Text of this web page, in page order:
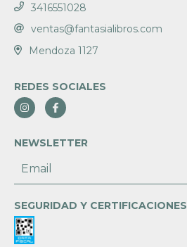
3416551028
ventas@fantasialibros.com
Mendoza 1127
REDES SOCIALES
NEWSLETTER
SEGURIDAD Y CERTIFICACIONES